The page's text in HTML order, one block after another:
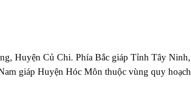
Huyện Củ Chi. Phía Bắc giáp Tỉnh Tây Ninh,
giáp Huyện Hóc Môn thuộc vùng quy hoạch